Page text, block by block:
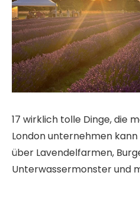
17 wirklich tolle Dinge, die
London unternehmen
über Lavendelfarmen,
Unterwassermonster und